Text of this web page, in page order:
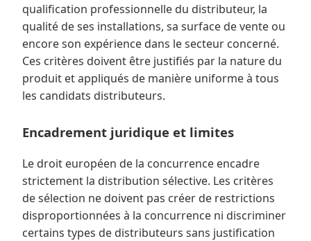
qualification professionnelle du distributeur, la
qualité de ses installations, sa surface de vente ou
encore son expérience dans le secteur concerné.
Ces critères doivent être justifiés par la nature du
produit et appliqués de manière uniforme à tous
les candidats distributeurs.
Encadrement juridique et limites
Le droit européen de la concurrence encadre
strictement la distribution sélective. Les critères
de sélection ne doivent pas créer de restrictions
disproportionnées à la concurrence ni discriminer
certains types de distributeurs sans justification